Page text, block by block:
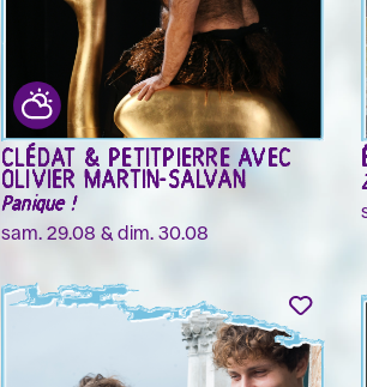
CLÉDAT & PETITPIERRE AVEC
OLIVIER MARTIN-SALVAN
Panique !
sam. 29.08 & dim. 30.08